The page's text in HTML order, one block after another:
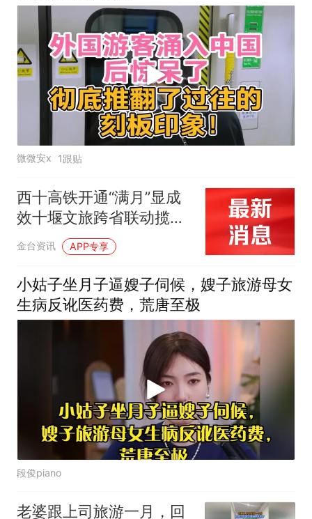
微微安x 1跟贴
西十高铁开通“满月”显成
效十堰文旅跨省联动揽客
超1．9万人
金台资讯 APP专享
小姑子坐月子逼嫂子伺候，嫂子旅游母女
生病反讹医药费，荒唐至极
段俊piano
老婆跟上司旅游一月，回